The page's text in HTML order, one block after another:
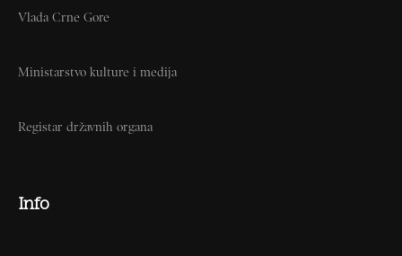
Vlada Crne Gore
Ministarstvo kulture i medija
Registar državnih organa
Info